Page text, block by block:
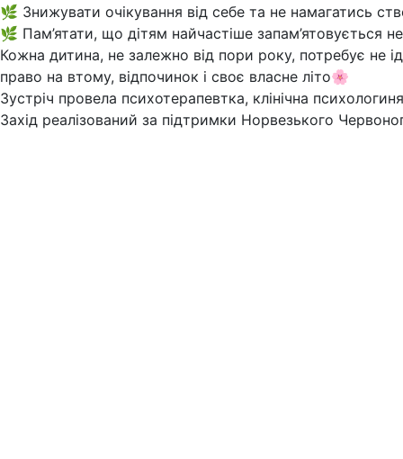
🌿 Знижувати очікування від себе та не намагатись
🌿 Пам’ятати, що дітям найчастіше запам’ятовується
Кожна дитина, не залежно від пори року, потребує не
право на втому, відпочинок і своє власне літо🌸
Зустріч провела психотерапевтка, клінічна
Захід реалізований за підтримки Норвезького